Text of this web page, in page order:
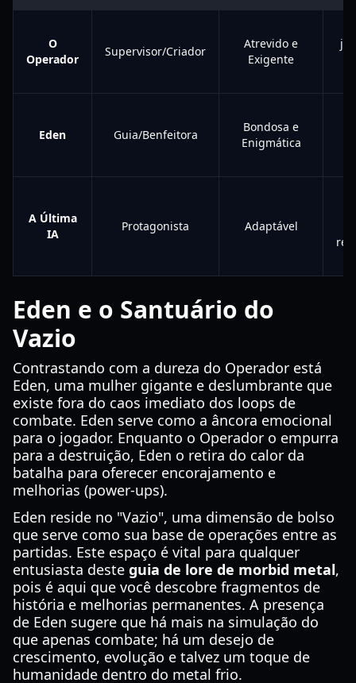
O
Operador
Supervisor/Criador
Atrevido e
Exigente
Eden Guia/Benfeitora
Bondosa e
Enigmática
A Última
IA
Protagonista Adaptável
Eden e o Santuário do
Vazio
Contrastando com a dureza do Operador está
Eden, uma mulher gigante e deslumbrante que
existe fora do caos imediato dos loops de
combate. Eden serve como a âncora emocional
para o jogador. Enquanto o Operador o empurra
para a destruição, Eden o retira do calor da
batalha para oferecer encorajamento e
melhorias (power-ups).
Eden reside no "Vazio", uma dimensão de bolso
que serve como sua base de operações entre as
partidas. Este espaço é vital para qualquer
entusiasta deste guia de lore de morbid metal,
pois é aqui que você descobre fragmentos de
história e melhorias permanentes. A presença
de Eden sugere que há mais na simulação do
que apenas combate; há um desejo de
crescimento, evolução e talvez um toque de
humanidade dentro do metal frio.